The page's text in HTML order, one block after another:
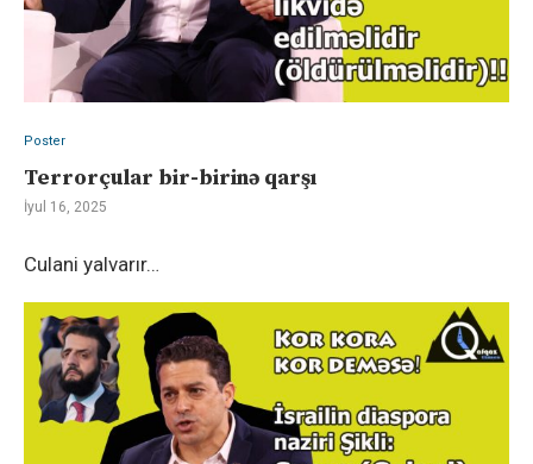
Poster
Terrorçular bir-birinə qarşı
İyul 16, 2025
Culani yalvarır…